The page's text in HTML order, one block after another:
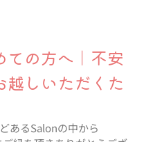
ての方へ｜不安
越しいただくた
あるSalonの中から